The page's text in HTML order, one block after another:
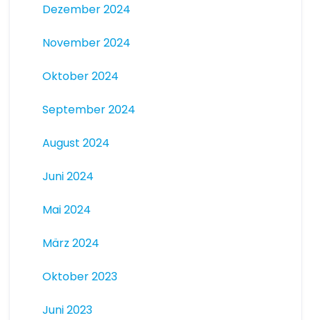
Dezember 2024
November 2024
Oktober 2024
September 2024
August 2024
Juni 2024
Mai 2024
März 2024
Oktober 2023
Juni 2023